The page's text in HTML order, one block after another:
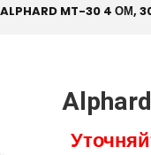
ALPHARD MT-30 4 ОМ,